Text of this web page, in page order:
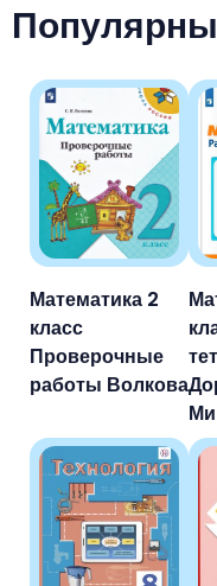
Математика 2
класс
Проверочные
работы Волкова